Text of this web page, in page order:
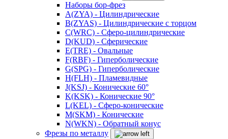
Наборы бор-фрез
A(ZYA) - Цилиндрические
B(ZYAS) - Цилиндрические с торцом
C(WRC) - Сферо-цилиндрические
D(KUD) - Сферические
E(TRE) - Овальные
F(RBF) - Гиперболические
G(SPG) - Гиперболические
H(FLH) - Пламевидные
J(KSJ) - Конические 60°
K(KSK) - Конические 90°
L(KEL) - Сферо-конические
M(SKM) - Конические
N(WKN) - Обратный конус
Фрезы по металлу